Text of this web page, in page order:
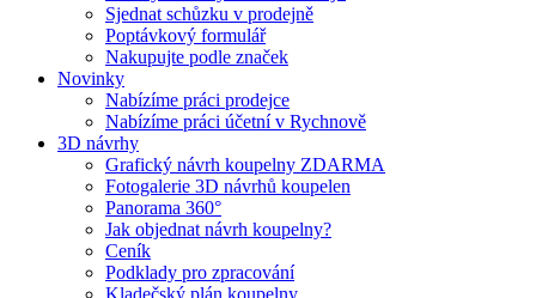
Sjednat schůzku v prodejně
Poptávkový formulář
Nakupujte podle značek
Novinky
Nabízíme práci prodejce
Nabízíme práci účetní v Rychnově
3D návrhy
Grafický návrh koupelny ZDARMA
Fotogalerie 3D návrhů koupelen
Panorama 360°
Jak objednat návrh koupelny?
Ceník
Podklady pro zpracování
Kladečský plán koupelny